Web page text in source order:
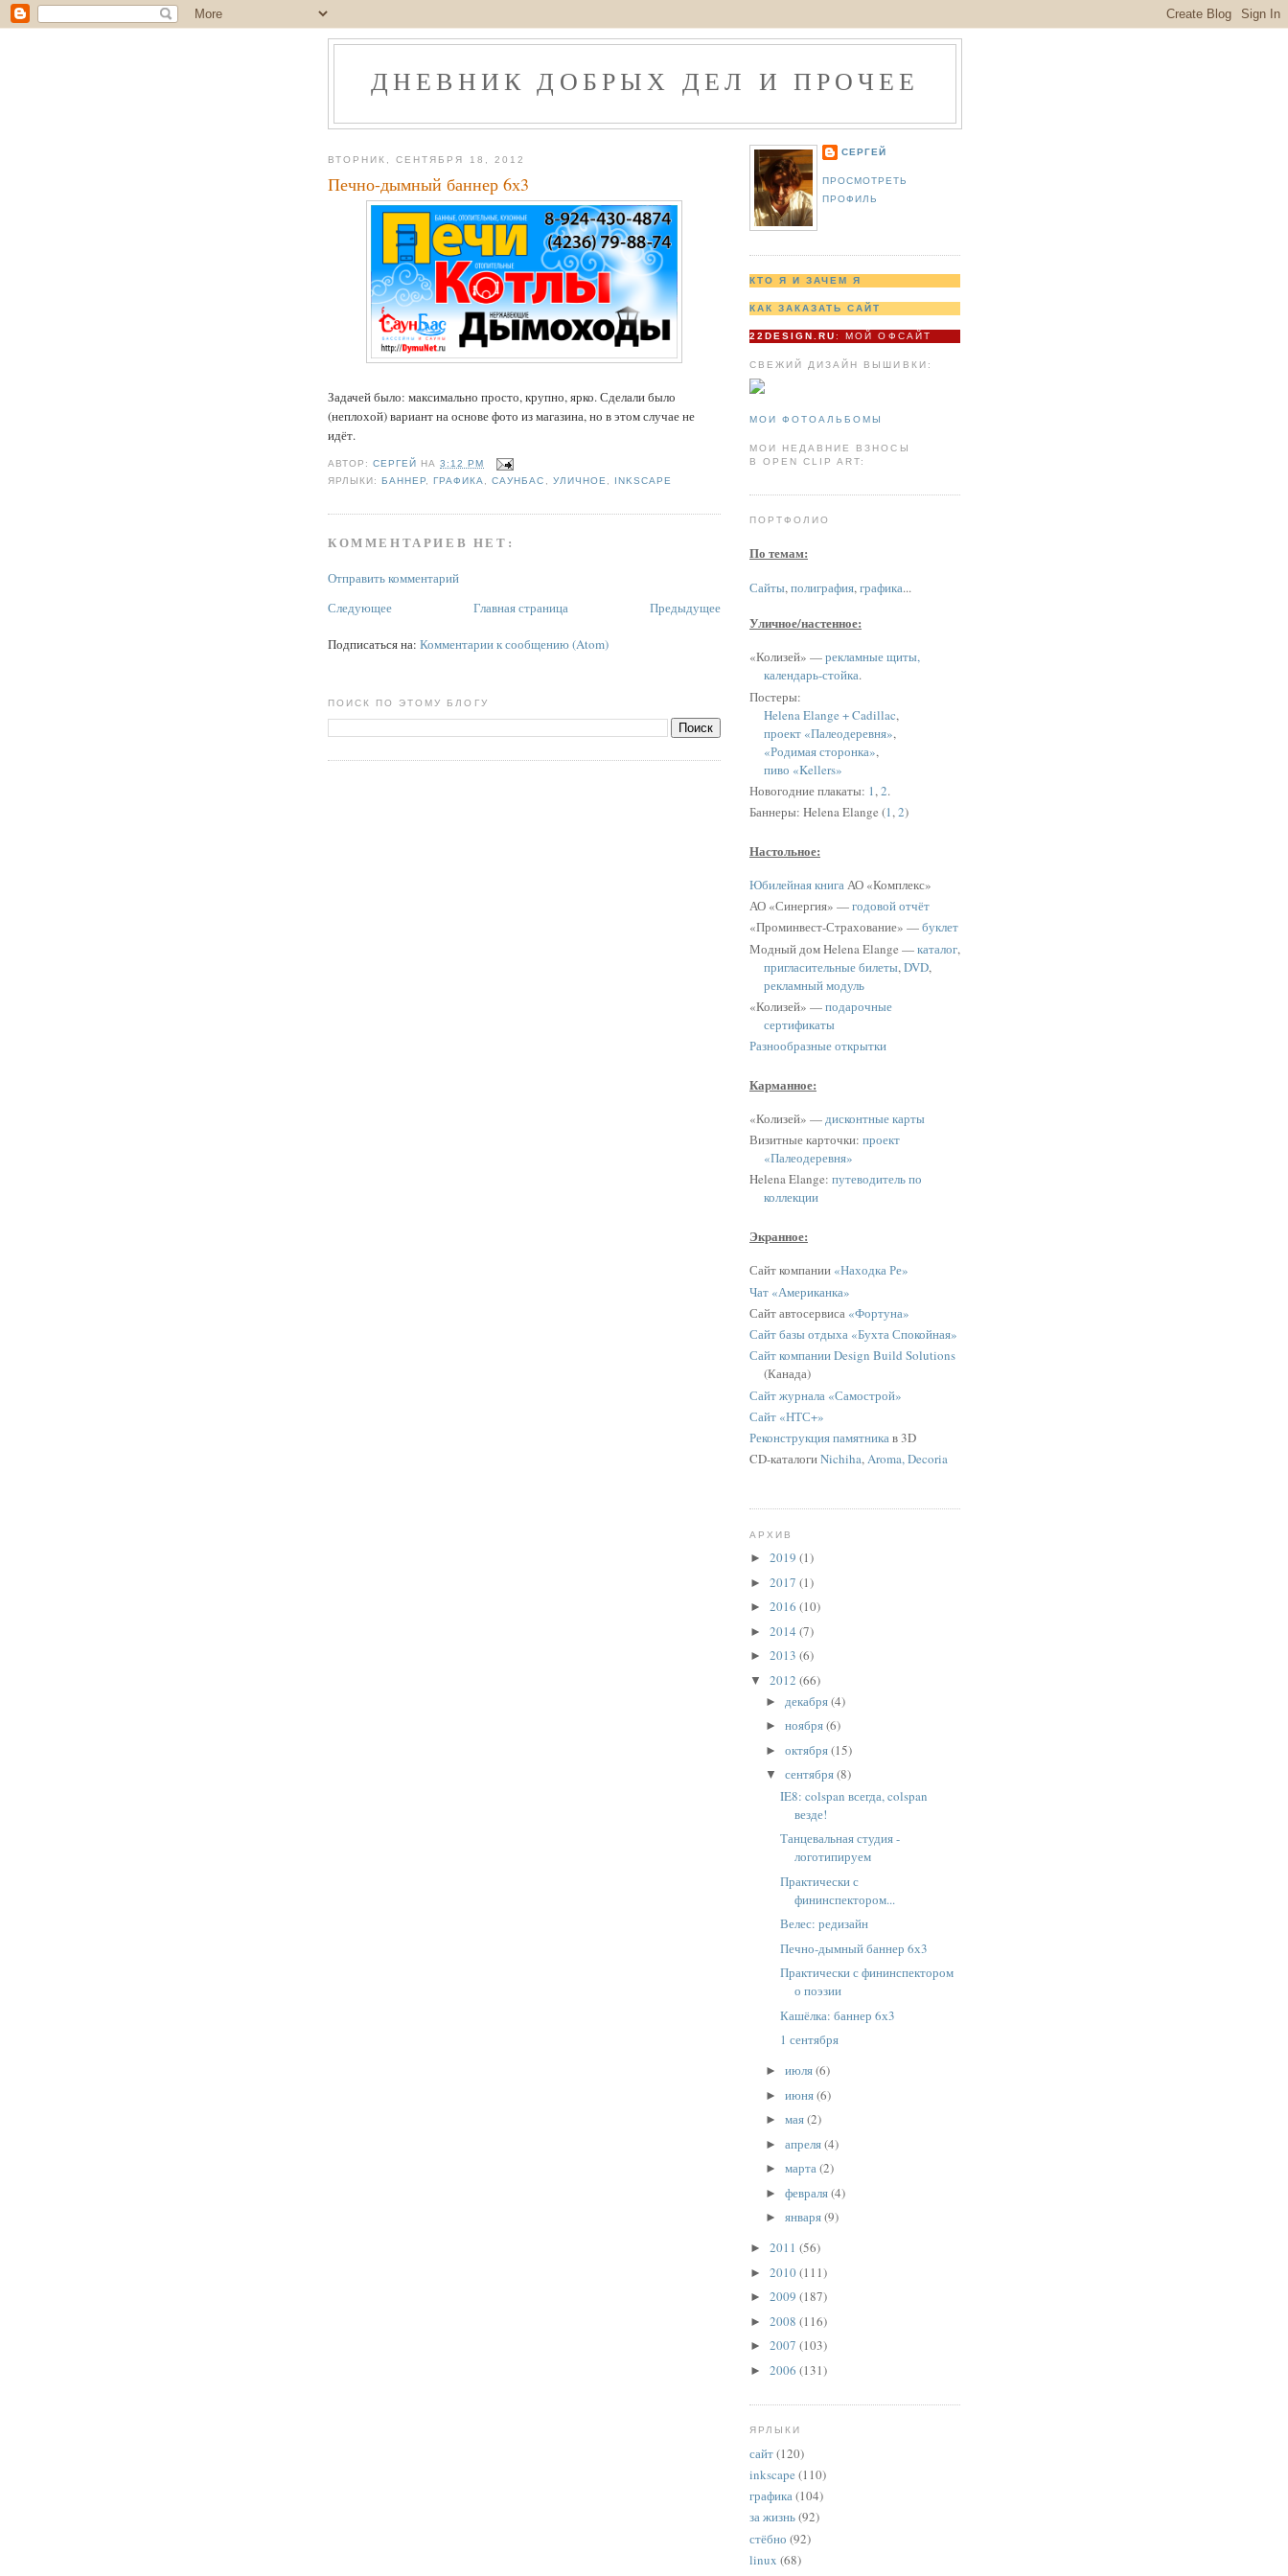
ДНЕВНИК ДОБРЫХ ДЕЛ И ПРОЧЕЕ
ВТОРНИК, СЕНТЯБРЯ 18, 2012
Печно-дымный баннер 6х3
Задачей было: максимально просто, крупно, ярко. Сделали было
(неплохой) вариант на основе фото из магазина, но в этом случае не
идёт.
АВТОР:СЕРГЕЙ НА3:12 PM
ЯРЛЫКИ:БАННЕР ,ГРАФИКА ,САУНБАС УЛИЧНОЕ INKSCAPE
КОММЕНТАРИЕВ НЕТ:
Отправить комментарий
Следующее
Предыдущее
Главная страница
Подписаться на: Комментарии к сообщению (Atom)
ПОИСК ПО ЭТОМУ БЛОГУ
СЕРГЕЙ
ПРОСМОТРЕТЬ
ПРОФИЛЬ
КТО Я И ЗАЧЕМ Я
КАК ЗАКАЗАТЬ САЙТ
22DESIGN.RU : МОЙ ОФСАЙТ
СВЕЖИЙ ДИЗАЙН ВЫШИВКИ:
МОИ ФОТОАЛЬБОМЫ
МОИ НЕДАВНИЕ ВЗНОСЫ
В OPEN CLIP ART:
ПОРТФОЛИО
По темам:
Сайты,полиграфия,графика...
Уличное/настенное:
«Колизей» —рекламные щиты,
календарь-стойка.
Постеры:
Helena Elange + Cadillac,
проект «Палеодеревня»,
«Родимая сторонка»,
пиво «Kellers»
Новогодние плакаты: 1,2.
Баннеры: Helena Elange (1,2)
Настольное:
Юбилейная книгаАО «Комплекс»
АО «Синергия» —годовой отчёт
«Проминвест-Страхование» —буклет
Модный дом Helena Elange —каталог,
пригласительные билеты,DVD,
рекламный модуль
«Колизей» —подарочные
сертификаты
Разнообразные открытки
Карманное:
«Колизей» —дисконтные карты
Визитные карточки: проект
«Палеодеревня»
Helena Elange: путеводитель по
коллекции
Экранное:
Сайт компании «Находка Ре»
Чат «Американка»
Сайт автосервиса «Фортуна»
Сайт базы отдыха «Бухта Спокойная»
Сайт компании Design Build Solutions
(Канада)
Сайт журнала «Самострой»
Сайт «НТС+»
Реконструкция памятникав 3D
CD-каталогиNichiha,Aroma, Decoria
АРХИВ
► 2019 (1)
► 2017 (1)
► 2016 (10)
► 2014 (7)
► 2013 (6)
▼ 2012 (66)
► декабря(4)
► ноября(6)
► октября(15)
▼ сентября(8)
IE8: colspan всегда, colspan
везде!
Танцевальная студия -
логотипируем
Практически с
фининспектором...
Велес: редизайн
Печно-дымный баннер 6х3
Практически с фининспектором
о поэзии
Кашёлка: баннер 6х3
1 сентября
► июля(6)
► июня(6)
► мая(2)
► апреля(4)
► марта(2)
► февраля(4)
► января(9)
► 2011 (56)
► 2010(111)
► 2009 (187)
► 2008 (116)
► 2007 (103)
► 2006 (131)
ЯРЛЫКИ
сайт(120)
inkscape (110)
графика(104)
за жизнь(92)
стёбно (92)
linux (68)